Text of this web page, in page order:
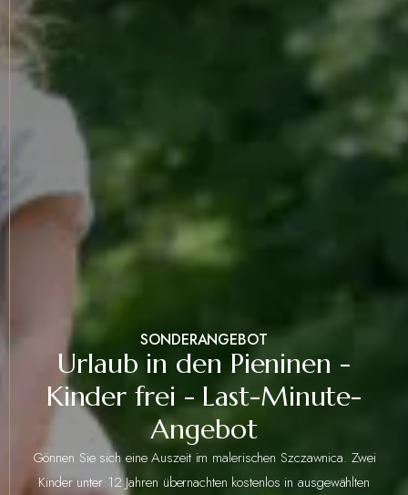
SONDERANGEBOT
Urlaub in den Pieninen -
Kinder frei - Last-Minute-
Angebot
Gönnen Sie sich eine Auszeit im malerischen Szczawnica. Zwei
Kinder unter 12 Jahren übernachten kostenlos in ausgewählten